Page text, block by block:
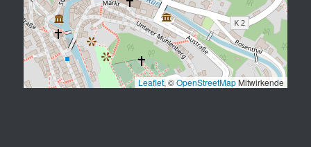
Leaflet, ©OpenStreetMap Mitwirkende